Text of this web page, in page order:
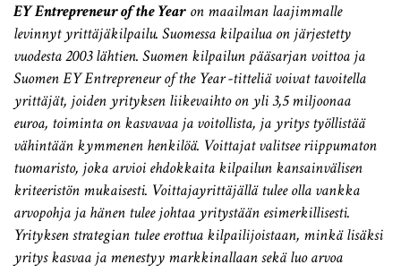
EY Entrepreneur of the Year on maailman laajimmalle
levinnyt yrittäjäkilpailu. Suomessa kilpailua on järjestetty
vuodesta 2003 lähtien. Suomen kilpailun pääsarjan voittoa ja
Suomen EY Entrepreneur of the Year -titteliä voivat tavoitella
yrittäjät, joiden yrityksen liikevaihto on yli 3,5 miljoonaa
euroa, toiminta on kasvavaa ja voitollista, ja yritys työllistää
vähintään kymmenen henkilöä. Voittajat valitseeriippumaton
tuomaristo, joka arvioi ehdokkaita kilpailun kansainvälisen
kriteeristön mukaisesti. Voittajayrittäjällä tulee olla vankka
arvopohja ja hänen tulee johtaa yritystään esimerkillisesti.
Yrityksen strategian tulee erottua kilpailijoistaan, minkä lisäksi
yritys kasvaa ja menestyy markkinallaan sekä luo arvoa